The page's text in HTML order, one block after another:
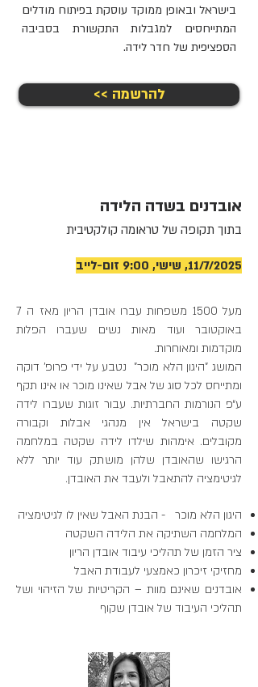
בישראל ובאופן ממוקד עוסקת בפיתוח מודלים
המתייחסים למגבלות התקשורת בסביבה
הספציפית של חדר לידה.
<< להרשמה
אובדנים בשדה הלידה
בתוך תקופה של טראומה קולקטיבית
11/7/2025, שישי, 9:00 זום-לייב
מעל 1500 משפחות עברו אובדן הריון מאז ה 7
באוקטובר ועוד מאות נשים שעברו הפלות
מוקדמות ומאוחרות.
המושג "היגון הלא מוכר" נטבע על ידי פרופ' דוקה
ומתייחס לכל סוג של אבל שאינו מוכר או אינו תקף
ע״פ הנורמות החברתיות. עבור זוגות שעברו לידה
שקטה בישראל אין מנהגי אבלות וקבורה
מקובלים. אימהות שילדו לידה שקטה במלחמה
הרגישו שהאובדן שלהן מושתק עוד יותר ללא
לגיטימציה להתאבל ולעבד את האובדן.
היגון הלא מוכר - הבנת האבל שאין לו לגיטימציה
המלחמה השתיקה את הלידה השקטה
ציר הזמן של תהליכי עיבוד אובדן הריון
מחזיקי זיכרון כאמצעי לעבודת האבל
אובדנים שאינם מוות – הקריטיות של הזיהוי ושל
תהליכי העיבוד של אובדן שקוף